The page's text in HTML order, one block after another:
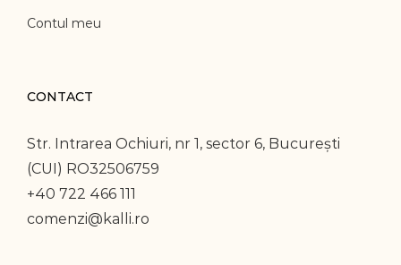
Contul meu
CONTACT
Str. Intrarea Ochiuri, nr 1, sector 6, București
(CUI) RO32506759
+40 722 466 111
comenzi@kalli.ro